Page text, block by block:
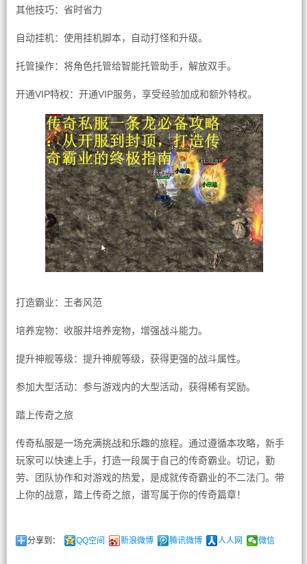
其他技巧：省时省力
自动挂机：使用挂机脚本，自动打怪和升级。
托管操作：将角色托管给智能托管助手，解放双手。
开通VIP特权：开通VIP服务，享受经验加成和额外特权。
打造霸业：王者风范
培养宠物：收服并培养宠物，增强战斗能力。
提升神舰等级：提升神舰等级，获得更强的战斗属性。
参加大型活动：参与游戏内的大型活动，获得稀有奖励。
踏上传奇之旅
传奇私服是一场充满挑战和乐趣的旅程。通过遵循本攻略，新手
玩家可以快速上手，打造一段属于自己的传奇霸业。切记，勤
劳、团队协作和对游戏的热爱，是成就传奇霸业的不二法门。带
上你的战意，踏上传奇之旅，谱写属于你的传奇篇章！
分享到： QQ空间 新浪微博 腾讯微博 人人网 微信